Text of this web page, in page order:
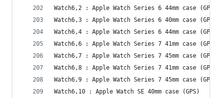
Watch6,2 : Apple Watch Series 6 44mm case (GPS)
Watch6,3 : Apple Watch Series 6 40mm case
Watch6,4 : Apple Watch Series 6 44mm case
Watch6,6 : Apple Watch Series 7 41mm case (GPS)
Watch6,7 : Apple Watch Series 7 45mm case (GPS)
Watch6,8 : Apple Watch Series 7 41mm case
Watch6,9 : Apple Watch Series 7 45mm case
Watch6,10 : Apple Watch SE 40mm case (GPS)